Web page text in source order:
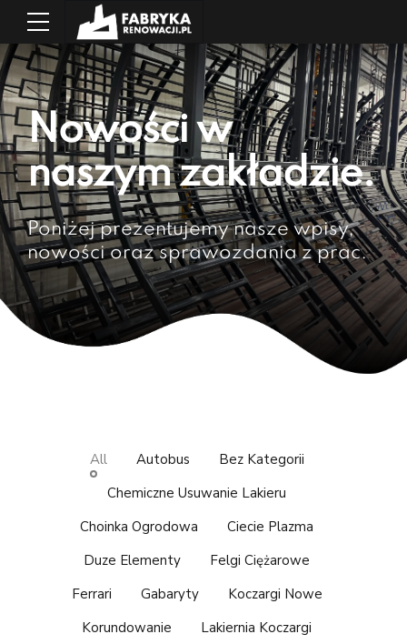
Nowości w
naszym zakładzie.
Poniżej prezentujemy nasze wpisy,
nowości oraz sprawozdania z prac.
All Autobus
Bez Kategorii
Chemiczne Usuwanie Lakieru
Choinka Ogrodowa
Ciecie Plazma
Duze Elementy
Felgi Ciężarowe
Ferrari
Gabaryty
Koczargi Nowe
Korundowanie
Lakiernia Koczargi